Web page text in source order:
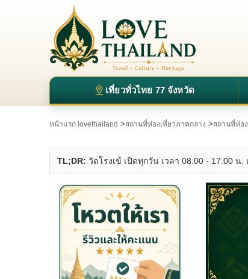
เที่ยวทั่วไทย 77 จังหวัด
หน้าแรก lovethailand >สถานที่ท่องเที่ยวภาคกลาง >สถานที่ท่อ
TL;DR: วัดโรงเข้ เปิดทุกวัน เวลา 08.00 - 17.00